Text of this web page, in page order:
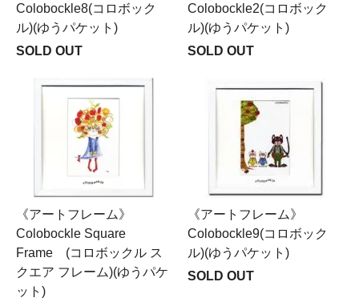
Colobockle8(コロボック
ル)(ゆうパケット)
SOLD OUT
Colobockle2(コロボック
ル)(ゆうパケット)
SOLD OUT
《アートフレーム》
Colobockle Square
Frame (コロボックル ス
クエア フレーム)(ゆうパケ
ット)
《アートフレーム》
Colobockle9(コロボック
ル)(ゆうパケット)
SOLD OUT